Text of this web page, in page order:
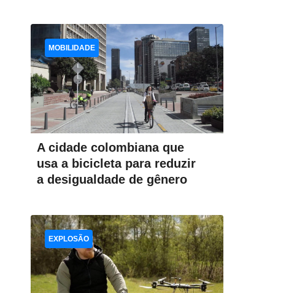
A cidade colombiana que
usa a bicicleta para reduzir
a desigualdade de gênero
MOBILIDADE
EXPLOSÃO